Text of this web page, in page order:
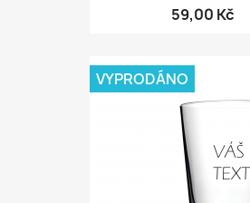
59,00 Kč
VYPRODÁNO